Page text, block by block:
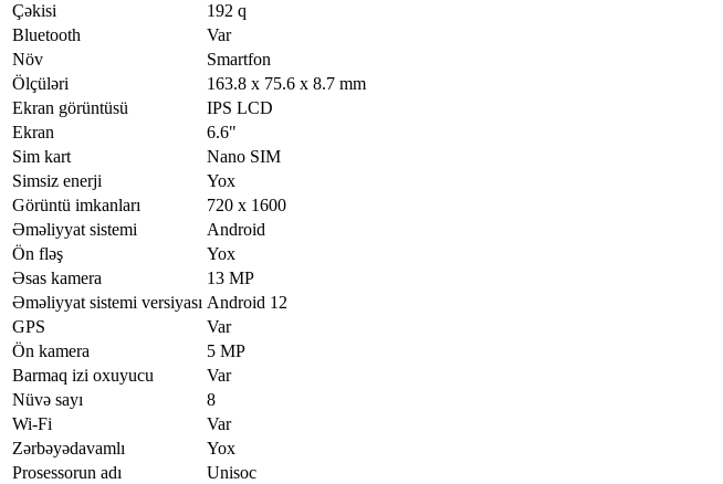
Çəkisi
192 q
Bluetooth
Var
Növ
Smartfon
Ölçüləri
163.8 x 75.6 x 8.7 mm
Ekran görüntüsü
IPS LCD
Ekran
6.6"
Sim kart
Nano SIM
Simsiz enerji
Yox
Görüntü imkanları
720 x 1600
Əməliyyat sistemi
Android
Ön fləş
Yox
Əsas kamera
13 MP
Əməliyyat sistemi versiyası Android 12
GPS
Var
Ön kamera
5 MP
Barmaq izi oxuyucu
Var
Nüvə sayı
8
Wi-Fi
Var
Zərbəyədavamlı
Yox
Prosessorun adı
Unisoc